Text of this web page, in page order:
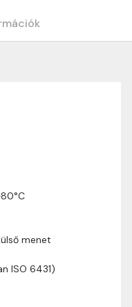
menet
ISO 6431)
választottátok
szállítási
gördülékenyen és
2-5
Amennyiben
hosszabb
a termék súlyától
A pontos szállítási
megtekinthetitek,